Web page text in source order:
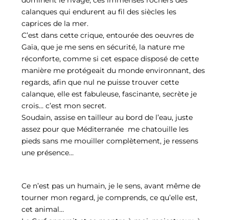
calanques qui endurent au fil des siècles les
caprices de la mer.
C’est dans cette crique, entourée des oeuvres de
Gaïa, que je me sens en sécurité, la nature me
réconforte, comme si cet espace disposé de cette
manière me protégeait du monde environnant, des
regards, afin que nul ne puisse trouver cette
calanque, elle est fabuleuse, fascinante, secrète je
crois… c’est mon secret.
Soudain, assise en tailleur au bord de l’eau, juste
assez pour que Méditerranée me chatouille les
pieds sans me mouiller complètement, je ressens
une présence…
Ce n’est pas un humain, je le sens, avant même de
tourner mon regard, je comprends, ce qu’elle est,
cet animal…